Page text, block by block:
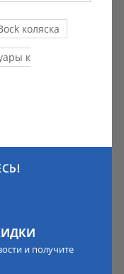
коляска
к
и получите